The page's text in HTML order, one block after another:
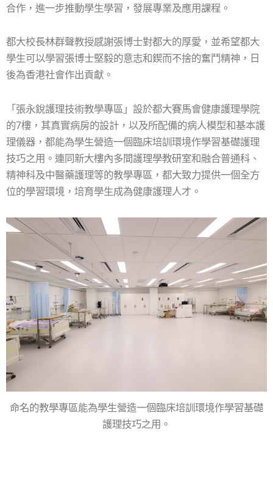
合作，進一步推動學生學習，發展專業及應用課程。
都大校長林群聲教授感謝張博士對都大的厚愛，並希望都大
學生可以學習張博士堅毅的意志和鍥而不捨的奮鬥精神，日
後為香港社會作出貢獻。
「張永銳護理技術教學專區」設於都大賽馬會健康護理學院
的7樓，其真實病房的設計，以及所配備的病人模型和基本護
理儀器，都能為學生營造一個臨床培訓環境作學習基礎護理
技巧之用。連同新大樓內多間護理學教研室和融合普通科、
精神科及中醫藥護理等的教學專區，都大致力提供一個全方
位的學習環境，培育學生成為健康護理人才。
命名的教學專區能為學生營造一個臨床培訓環境作學習基礎
護理技巧之用。